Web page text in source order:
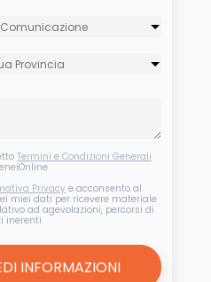
Termini e Condizioni Generali
Privacye acconsento al
miei dati per ricevere materiale
ad agevolazioni, percorsi di
inerenti